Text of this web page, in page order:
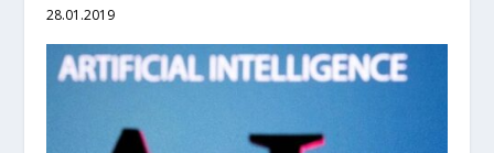
28.01.2019